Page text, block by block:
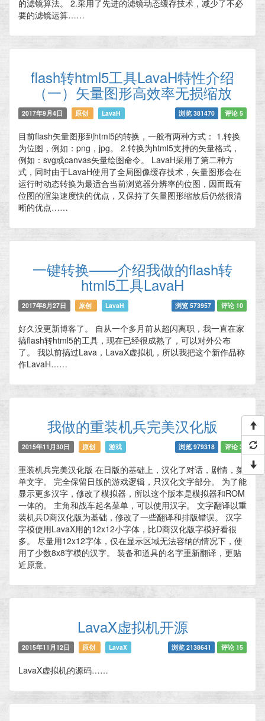
的滤镜算法。 2.采用了先进的滤镜动态缓存技术，减少了不必
要的滤镜运算……
flash转html5工具LavaH特性介绍
（一）矢量图形高效率无损缩放
2017年9月4日 原创 LavaH 浏览 381470 评论 5
目前flash矢量图形到html5的转换，一般有两种方式： 1.转换
为位图，例如：png，jpg。 2.转换为html5支持的矢量格式，
例如：svg或canvas矢量绘图命令。 LavaH采用了第二种方
式，同时由于LavaH使用了全局图像缓存技术，矢量图形会在
运行时动态转换为最适合当前浏览器分辨率的位图，因而既有
位图的渲染速度快的优点，又保持了矢量图形缩放后仍然很清
晰的优点……
一键转换——介绍我做的flash转
html5工具LavaH
2017年8月27日 原创 LavaH 浏览 573957 评论 10
好久没更新博客了。 自从一个多月前从超闪离职，我一直在家
搞flash转html5的工具，现在已经很成熟了，可以对外公布
了。 我以前搞过Lava，LavaX虚拟机，所以我把这个新作品称
作LavaH……
我做的重装机兵完美汉化版
2015年11月30日 原创 游戏 浏览 979318 评论 3
重装机兵完美汉化版 在日版的基础上，汉化了对话，剧情，菜
单文字。 完全保留日版的游戏逻辑，只汉化文字部分。 为了能
显示更多汉字，修改了模拟器，所以这个版本是模拟器和ROM
一体的。 主角和战车起名菜单，可以使用汉字。 文字翻译以重
装机兵D商汉化版为基础，修改了一些翻译和排版错误。 汉字
字模使用LavaX用的12x12小字体，比D商汉化版字模好看很
多。 尽量用12x12字体，仅在显示区域无法容纳的情况下，使
用了少数8x8字模的汉字。 装备和道具的名字重新翻译，更贴
近原意。
LavaX虚拟机开源
2015年11月12日 原创 LavaX 浏览 2138641 评论 15
LavaX虚拟机的源码……